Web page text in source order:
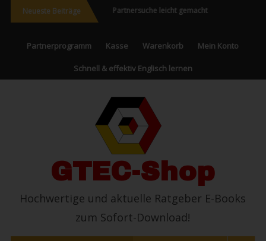
Neueste Beiträge
und Neues Partnersuche leicht gemacht
Partnerprogramm Kasse Warenkorb Mein Konto
Schnell & effektiv Englisch lernen
GTEC-Shop
Hochwertige und aktuelle Ratgeber E-Books
zum Sofort-Download!